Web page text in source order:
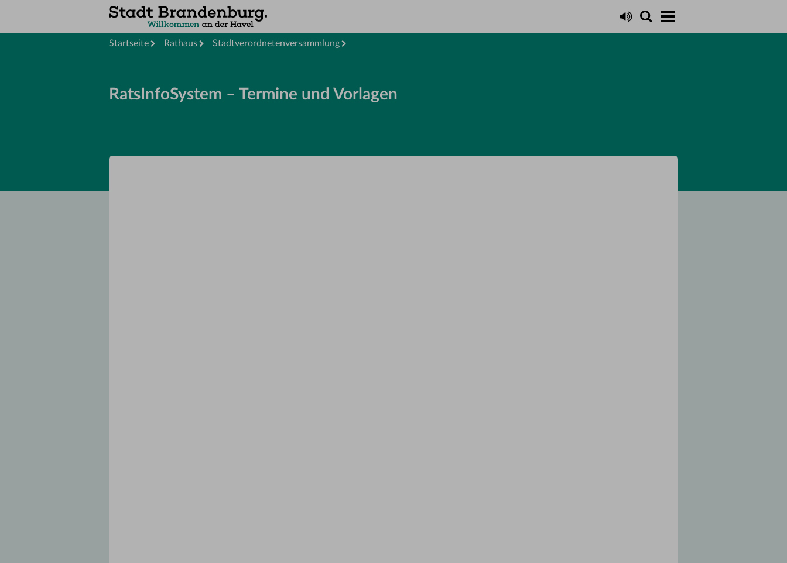
Startseite Rathaus Stadtverordnetenversammlung
RatsInfoSystem – Termine und Vorlagen